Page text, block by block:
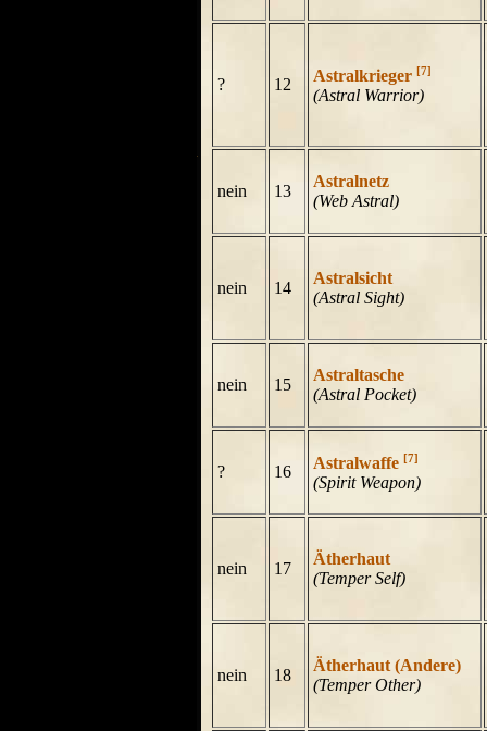
? 12 Astralkrieger [7]
(Astral Warrior)
nein 13
Astralnetz
(Web Astral)
nein 14
Astralsicht
(Astral Sight)
nein 15
Astraltasche
(Astral Pocket)
? 16 Astralwaffe [7]
(Spirit Weapon)
nein 17
Ätherhaut
(Temper Self)
nein 18
Ätherhaut (Andere)
(Temper Other)